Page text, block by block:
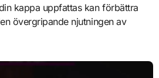
kappa uppfattas kan förbättra
övergripande njutningen av